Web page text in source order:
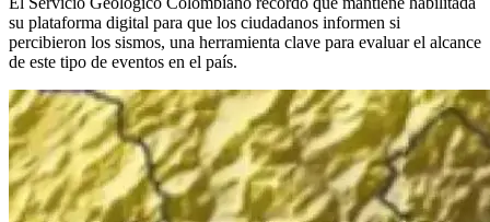
su plataforma digital para que los ciudadanos informen si
percibieron los sismos, una herramienta clave para evaluar el alcance
de este tipo de eventos en el país.